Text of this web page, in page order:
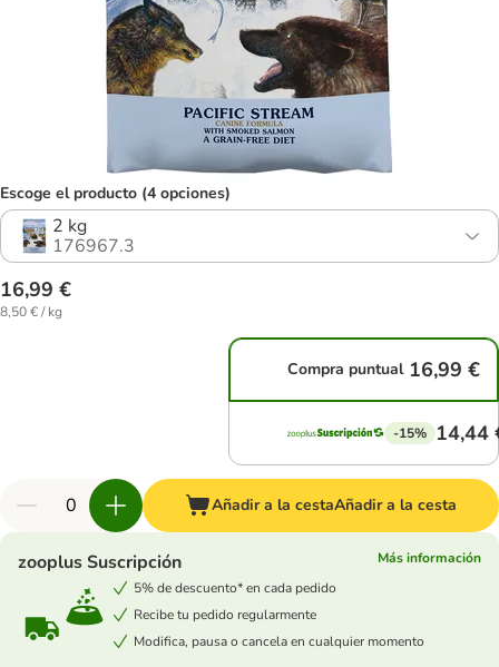
Escoge el producto (4 opciones)
2 kg
176967.3
16,99 €
8,50 € / kg
Compra puntual 16,99 €
-15% 14,44
Añadir a la cestaAñadir a la cesta
zooplus Suscripción
Más información
5% de descuento* en cada pedido
Recibe tu pedido regularmente
Modifica, pausa o cancela en cualquier momento